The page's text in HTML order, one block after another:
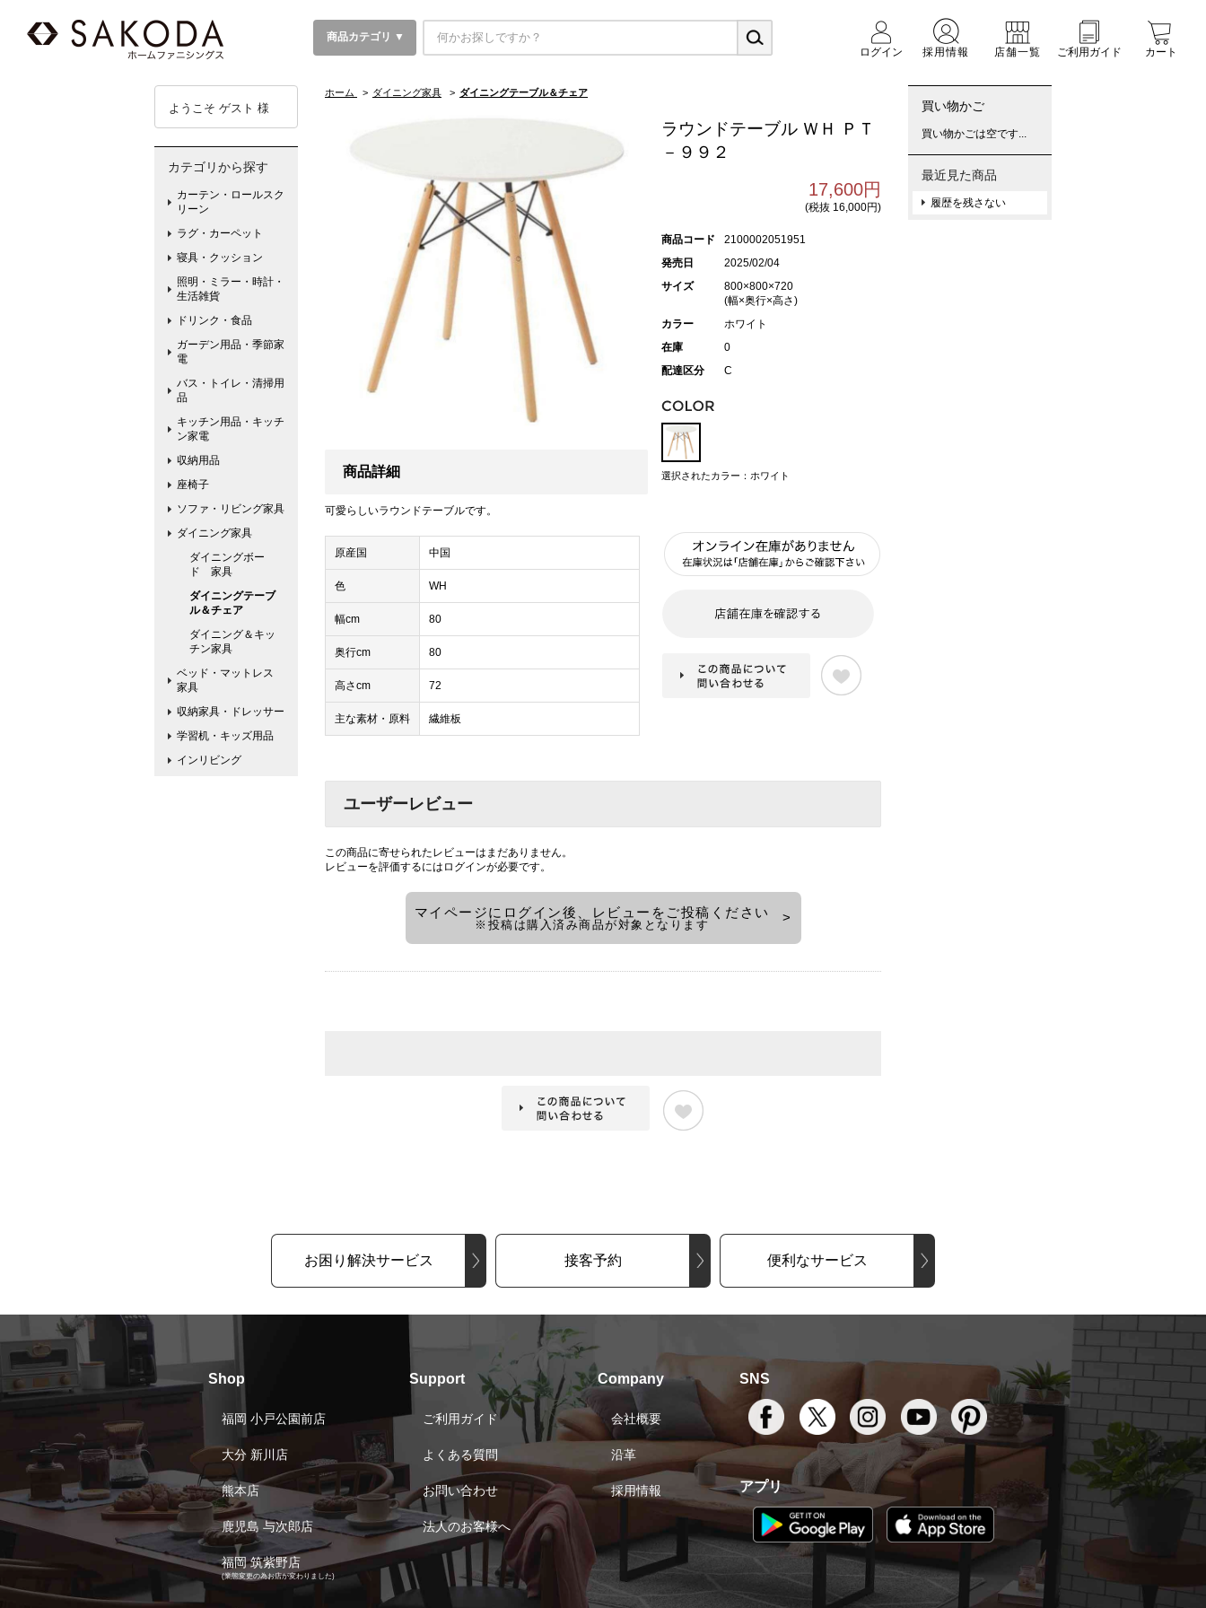
商品カテゴリ ▼
ログイン
採用情報 店舗一覧 ご利用ガイド カート
ホーム > ダイニング家具 > ダイニングテーブル＆チェア
商品詳細
可愛らしいラウンドテーブルです。
原産国 中国
色 WH
幅cm 80
奥行cm 80
高さcm 72
主な素材・原料 繊維板
ラウンドテーブル ＷＨ ＰＴ
－９９２
17,600円
(税抜 16,000円)
商品コード
2100002051951
発売日
2025/02/04
サイズ
800×800×720
(幅×奥行×高さ)
カラー
ホワイト
在庫
0
配達区分
C
選択されたカラー：ホワイト
ユーザーレビュー
この商品に寄せられたレビューはまだありません。
レビューを評価するには ログインが必要です。
マイページにログイン後、レビューをご投稿ください
※投稿は購入済み商品が対象となります
ようこそ ゲスト 様
カテゴリから探す
カーテン・ロールスク
リーン
ラグ・カーペット
寝具・クッション
照明・ミラー・時計・
生活雑貨
ドリンク・食品
ガーデン用品・季節家
電
バス・トイレ・清掃用
品
キッチン用品・キッチ
ン家電
収納用品
座椅子
ソファ・リビング家具
ダイニング家具
ダイニングボー
ド 家具
ダイニングテーブ
ル＆チェア
ダイニング＆キッ
チン家具
ベッド・マットレス
家具
収納家具・ドレッサー
学習机・キッズ用品
インリビング
買い物かご
買い物かごは空です...
最近見た商品
履歴を残さない
お困り解決サービス 接客予約 便利なサービス
Shop
福岡 小戸公園前店
大分 新川店
熊本店
鹿児島 与次郎店
福岡 筑紫野店
(業態変更の為お店が変わりました)
Support
ご利用ガイド
よくある質問
お問い合わせ
法人のお客様へ
Company
会社概要
沿革
採用情報
SNS
アプリ